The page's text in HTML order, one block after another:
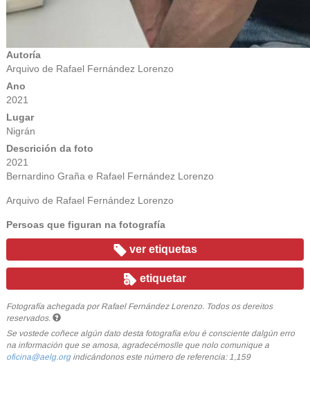
Autoría
Arquivo de Rafael Fernández Lorenzo
Ano
2021
Lugar
Nigrán
Descrición da foto
2021
Bernardino Graña e Rafael Fernández Lorenzo
Arquivo de Rafael Fernández Lorenzo
Persoas que figuran na fotografía
ver etiquetas
etiquetar
Fotografía achegada por Rafael Fernández Lorenzo. Todos os dereitos
reservados.
Se vostede coñece algún dato desta fotografía e/ou é consciente dalgún erro
na información que se amosa, agradecémoslle que nolo comunique a
oficina@aelg.orgindicándonos este número de referencia: 1,159